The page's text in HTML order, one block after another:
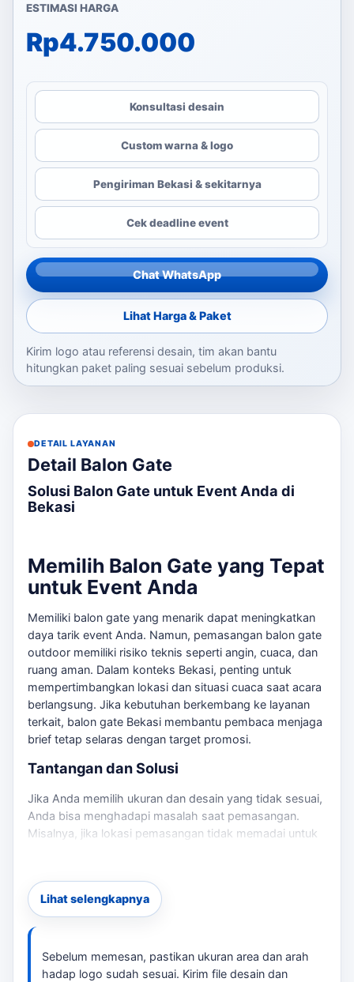
ESTIMASI HARGA
Rp4.750.000
Konsultasi desain
Custom warna & logo
Pengiriman Bekasi & sekitarnya
Cek deadline event
Chat WhatsApp
Lihat Harga & Paket
Kirim logo atau referensi desain, tim akan bantu
hitungkan paket paling sesuai sebelum produksi.
DETAIL LAYANAN
Detail Balon Gate
Solusi Balon Gate untuk Event Anda di
Bekasi
Memilih Balon Gate yang Tepat
untuk Event Anda
Memiliki balon gate yang menarik dapat meningkatkan
daya tarik event Anda. Namun, pemasangan balon gate
outdoor memiliki risiko teknis seperti angin, cuaca, dan
ruang aman. Dalam konteks Bekasi, penting untuk
mempertimbangkan lokasi dan situasi cuaca saat acara
berlangsung. Jika kebutuhan berkembang ke layanan
terkait, balon gate Bekasi membantu pembaca menjaga
brief tetap selaras dengan target promosi.
Tantangan dan Solusi
Jika Anda memilih ukuran dan desain yang tidak sesuai,
Anda bisa menghadapi masalah saat pemasangan.
Misalnya, jika lokasi pemasangan tidak memadai untuk
melakukan konsultasi sebelum memesan, agar Anda
mendapatkan ukuran dan desain yang tepat sesuai
spesifikasi yang diminta. Jika kebutuhan berkembang
ke layanan terkait,
pembaca menjaga brief tetap selaras dengan target
promosi.
Lihat selengkapnya
Sebelum memesan, pastikan ukuran area dan arah
hadap logo sudah sesuai. Kirim file desain dan